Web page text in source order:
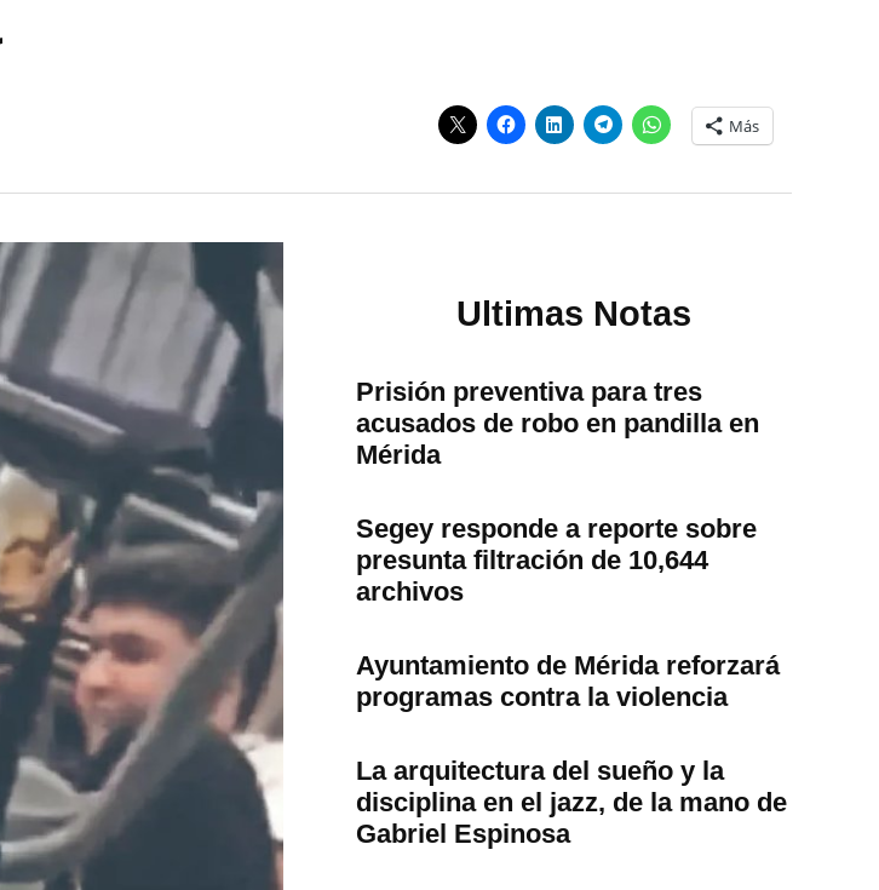
Más
Ultimas Notas
Prisión preventiva para tres
acusados de robo en pandilla en
Mérida
Segey responde a reporte sobre
presunta filtración de 10,644
archivos
Ayuntamiento de Mérida reforzará
programas contra la violencia
La arquitectura del sueño y la
disciplina en el jazz, de la mano de
Gabriel Espinosa